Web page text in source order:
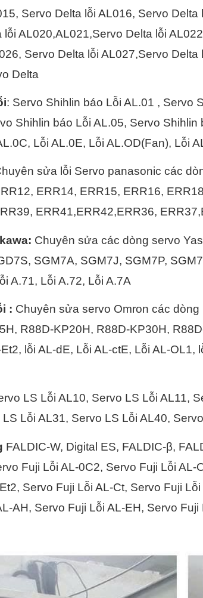
Servo Delta lỗi AL016, Servo
AL020,AL021,Servo Delta lỗi
Servo Delta lỗi AL027,Servo
Delta
: Servo Shihlin báo Lỗi AL.01 , Servo
Shihlin báo Lỗi AL.05, Servo
Lỗi AL.0E, Lỗi AL.OD(Fan), Lỗi
sửa lỗi Servo panasonic các
ERR14, ERR15, ERR16,
ERR41,ERR42,ERR36,
Chuyên sửa các dòng servo
SGM7A, SGM7J, SGM7P,
A.71, Lỗi A.72, Lỗi A.7A
: Chuyên sửa servo Omron các
R88D-KP20H, R88D-KP30H,
lỗi AL-dE, Lỗi AL-ctE, Lỗi AL-
LS Lỗi AL10, Servo LS Lỗi AL11,
Lỗi AL31, Servo LS Lỗi AL40,
FALDIC-W, Digital ES, FALDIC-β,
Fuji Lỗi AL-0C2, Servo Fuji Lỗi
Servo Fuji Lỗi AL-Ct, Servo Fuji
AH, Servo Fuji Lỗi AL-EH, Servo